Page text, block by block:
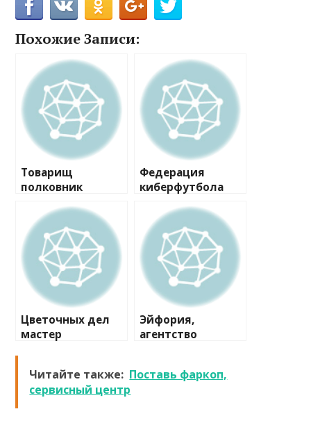
Похожие Записи:
Товарищ
полковник
Федерация
киберфутбола
Цветочных дел
мастер
Эйфория,
агентство
Читайте также: Поставь фаркоп,
сервисный центр